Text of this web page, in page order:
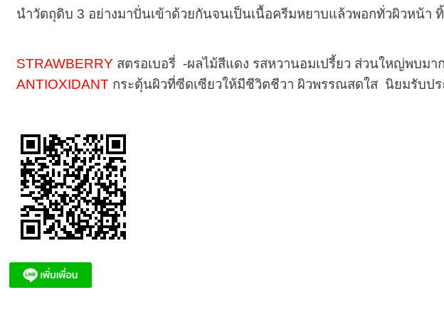
นำวัตถุดิบ 3 อย่างมาปั่นเข้าด้วยกันจนเป็นเนื้อครีมหยาบแล้วพอกทั่วผิวหน้า
STRAWBERRY สตรอเบอรี่ -ผลไม้สีแดง รสหวานอมเปรี้ยว ส่วนใหญ่พบม
ANTIOXIDANT กระตุ้นผิวที่ซีดเซียวให้มีชีวิตชีวา ผิวพรรณสดใส นิยมรับป